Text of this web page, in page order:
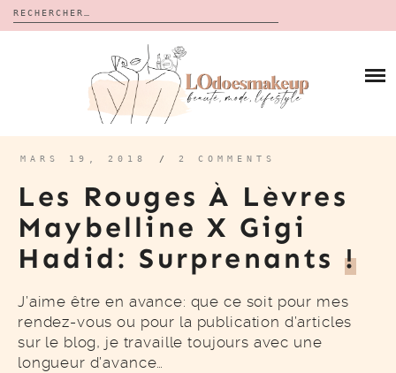
Rechercher :
CALENDRIERS DE L’AVENT
BON PLAN
À PROPOS
CONTACT
MARS 19, 2018 / 2 COMMENTS
Les Rouges À Lèvres
Maybelline X Gigi
Hadid: Surprenants !
J’aime être en avance: que ce soit pour mes
rendez-vous ou pour la publication d’articles
sur le blog, je travaille toujours avec une
longueur d’avance…